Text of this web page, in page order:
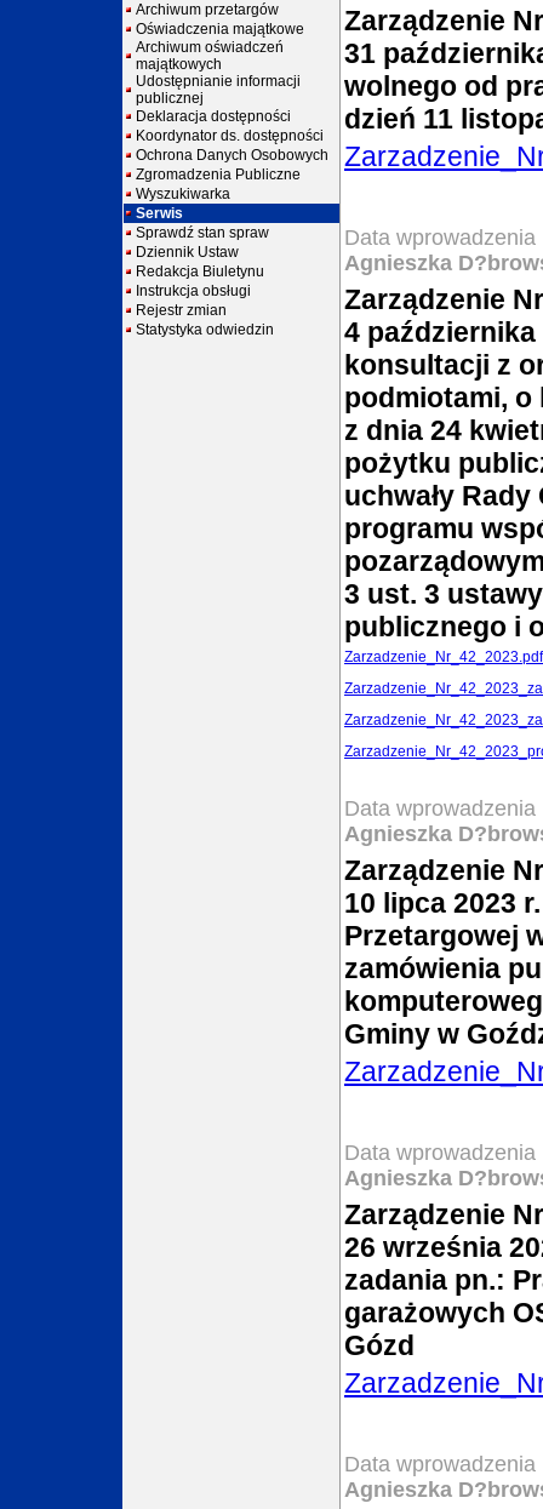
Archiwum przetargów
Oświadczenia majątkowe
Archiwum oświadczeń
majątkowych
Udostępnianie informacji
publicznej
Deklaracja dostępności
Koordynator ds. dostępności
Ochrona Danych Osobowych
Zgromadzenia Publiczne
Wyszukiwarka
Serwis
Sprawdź stan spraw
Dziennik Ustaw
Redakcja Biuletynu
Instrukcja obsługi
Rejestr zmian
Statystyka odwiedzin
Zarządzenie
31
wolnego od
dzień 11
Data
Agnieszka
Zarządzenie
4
konsultacji z
podmiotami, o
z dnia 24
pożytku
uchwały
programu
3 ust. 3
publicznego i
Zarzadzenie_Nr_42_2023.pdf
Data
Agnieszka
Zarządzenie
10 lipca 2023
Przetargowej
zamówienia
Gminy w
Data
Agnieszka
Zarządzenie
26 września
zadania pn.:
garażowych
Gózd
Data
Agnieszka